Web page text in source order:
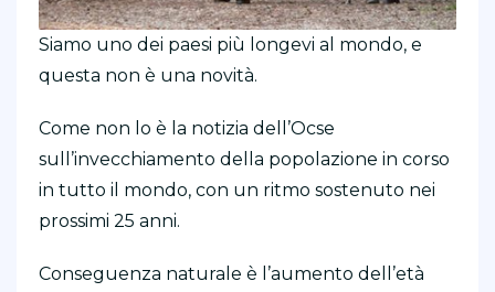
Siamo uno dei paesi più longevi al mondo, e
questa non è una novità.
Come non lo è la notizia dell’Ocse
sull’invecchiamento della popolazione in corso
in tutto il mondo, con un ritmo sostenuto nei
prossimi 25 anni.
Conseguenza naturale è l’aumento dell’età